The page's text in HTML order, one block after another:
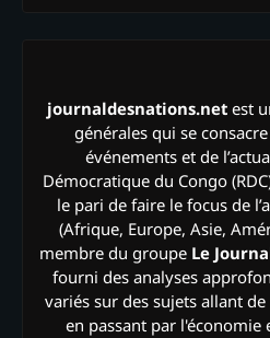
journaldesnations.netest
générales qui se
événements et de
Démocratique du Congo
le pari de faire le focus de
(Afrique, Europe, Asie,
membre du groupe Le
fourni des analyses
variés sur des sujets allant
en passant par l'économie